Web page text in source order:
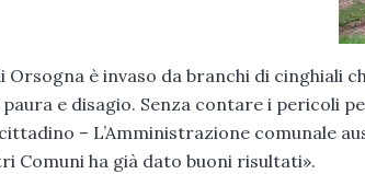
Orsogna è invaso da branchi di cinghiali
e disagio. Senza contare i pericoli
– L’Amministrazione comunale
Comuni ha già dato buoni risultati».